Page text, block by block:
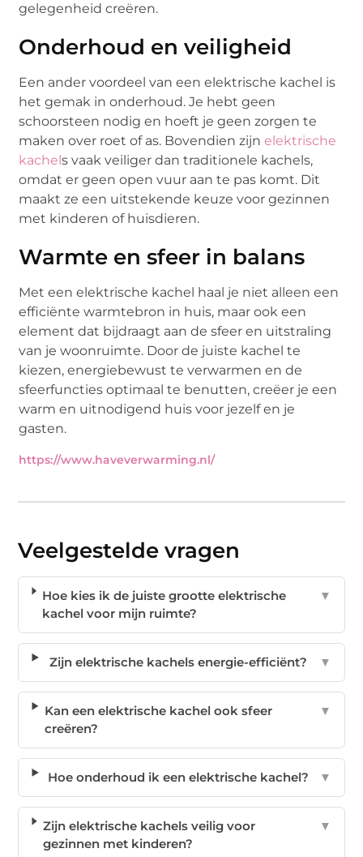
gelegenheid creëren.
Onderhoud en veiligheid
Een ander voordeel van een elektrische kachel is
het gemak in onderhoud. Je hebt geen
schoorsteen nodig en hoeft je geen zorgen te
maken over roet of as. Bovendien zijnelektrische
kachels vaak veiliger dan traditionele kachels,
omdat er geen open vuur aan te pas komt. Dit
maakt ze een uitstekende keuze voor gezinnen
met kinderen of huisdieren.
Warmte en sfeer in balans
Met een elektrische kachel haal je niet alleen een
efficiënte warmtebron in huis, maar ook een
element dat bijdraagt aan de sfeer en uitstraling
van je woonruimte. Door de juiste kachel te
kiezen, energiebewust te verwarmen en de
sfeerfuncties optimaal te benutten, creëer je een
warm en uitnodigend huis voor jezelf en je
gasten.
https://www.haveverwarming.nl/
Veelgestelde vragen
Hoe kies ik de juiste grootte elektrische
kachel voor mijn ruimte?
▼
Zijn elektrische kachels energie-efficiënt? ▼
Kan een elektrische kachel ook sfeer
creëren?
▼
Hoe onderhoud ik een elektrische kachel? ▼
Zijn elektrische kachels veilig voor
gezinnen met kinderen?
▼